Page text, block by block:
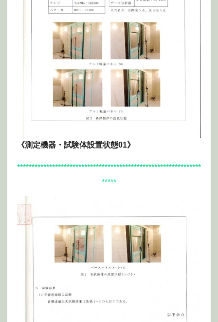
《測定機器・試験体設置状態01》
***************************************************************
*****